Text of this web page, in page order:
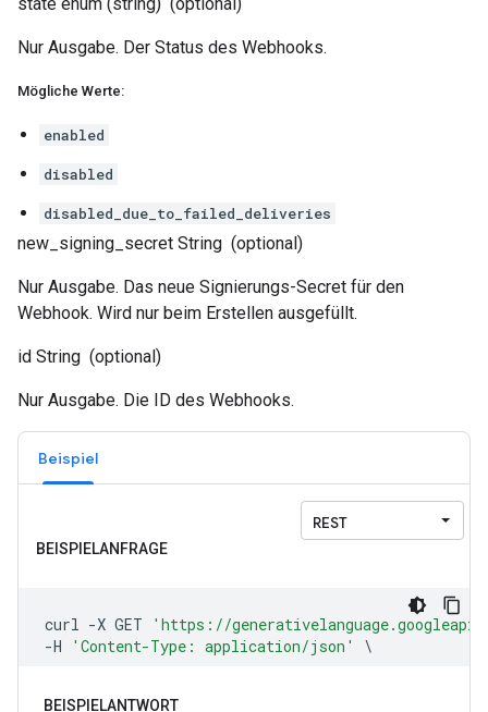
Nur Ausgabe. Der Status des Webhooks.
Mögliche Werte:
enabled
disabled
disabled_due_to_failed_deliveries
new_signing_secret String (optional)
Nur Ausgabe. Das neue Signierungs-Secret für den
Webhook. Wird nur beim Erstellen ausgefüllt.
id String (optional)
Nur Ausgabe. Die ID des Webhooks.
Beispiel
BEISPIELANTWORT